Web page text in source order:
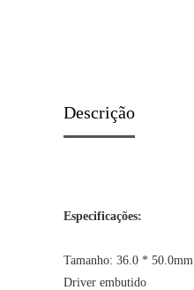
Descrição
Especificações:
Tamanho: 36.0 * 50.0mm
Driver embutido